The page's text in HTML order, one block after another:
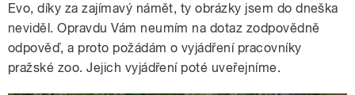
Evo, díky za zajímavý námět, ty obrázky jsem do dneška
neviděl. Opravdu Vám neumím na dotaz zodpovědně
odpověď, a proto požádám o vyjádření pracovníky
pražské zoo. Jejich vyjádření poté uveřejníme.